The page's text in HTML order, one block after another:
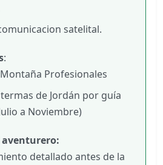
satelital.
:
Profesionales
de Jordán por guía
a Noviembre)
detallado antes de la